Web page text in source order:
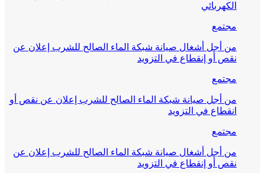
الكهربائي
مجتمع
من أجل أشغال صيانة شبكة الماء الصالح للشرب إعلان عن
نقص أو إنقطاع في التزويد
مجتمع
من أجل صيانة شبكة الماء الصالح للشرب إعلان عن نقص أو
انقطاع في التزويد
مجتمع
من أجل أشغال صيانة شبكة الماء الصالح للشرب إعلان عن
نقص أو إنقطاع في التزويد